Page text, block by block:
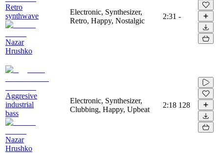
Retro
synthwave
Nazar
Hrushko
Electronic, Synthesizer,
Retro, Happy, Nostalgic
2:31 -
Aggresive
industrial
bass
Nazar
Hrushko
Electronic, Synthesizer,
Clubbing, Happy, Upbeat
2:18 128